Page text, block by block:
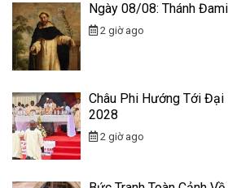
Ngày 08/08: Thánh
2 giờ ago
Châu Phi Hướng Tới Đại
2028
2 giờ ago